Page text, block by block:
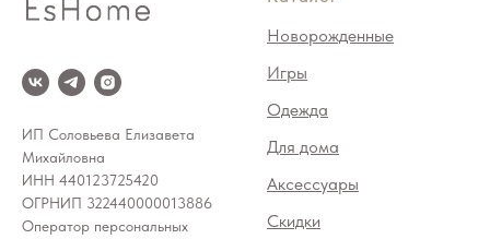
ИП Соловьева Елизавета
Михайловна
ИНН 440123725420
ОГРНИП 322440000013886
Оператор персональных
Новорожденные
Игры
Одежда
Для дома
Аксессуары
Скидки